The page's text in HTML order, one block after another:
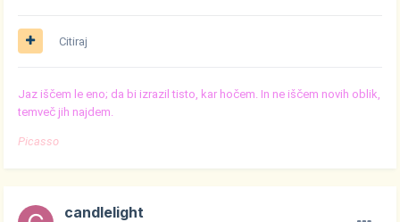
Citiraj
Jaz iščem le eno; da bi izrazil tisto, kar hočem. In ne iščem novih oblik,
temveč jih najdem.
Picasso
candlelight